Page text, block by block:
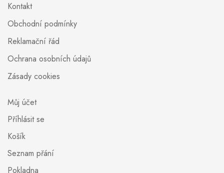
Kontakt
Obchodní podmínky
Reklamační řád
Ochrana osobních údajů
Zásady cookies
Můj účet
Příhlásit se
Košík
Seznam přání
Pokladna